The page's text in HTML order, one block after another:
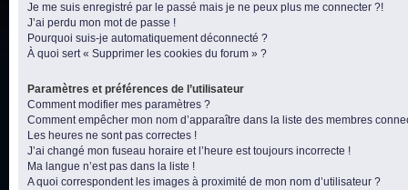
Je me suis enregistré par le passé mais je ne peux plus me connecter ?!
J’ai perdu mon mot de passe !
Pourquoi suis-je automatiquement déconnecté ?
À quoi sert « Supprimer les cookies du forum » ?
Paramètres et préférences de l’utilisateur
Comment modifier mes paramètres ?
Comment empêcher mon nom d’apparaître dans la liste des membres
Les heures ne sont pas correctes !
J’ai changé mon fuseau horaire et l’heure est toujours incorrecte !
Ma langue n’est pas dans la liste !
A quoi correspondent les images à proximité de mon nom d’utilisateur ?